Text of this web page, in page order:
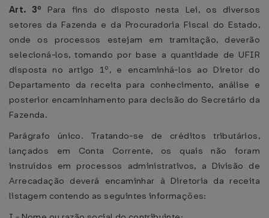
Art. 3º Para fins do disposto nesta Lei, os diversos
setores da Fazenda e da Procuradoria Fiscal do Estado,
onde os processos estejam em tramitação, deverão
selecioná-los, tomando por base a quantidade de UFIR
disposta no artigo 1º, e encaminhá-los ao Diretor do
Departamento da receita para conhecimento, análise e
posterior encaminhamento para decisão do Secretário da
Fazenda.
Parágrafo único. Tratando-se de créditos tributários,
lançados em Conta Corrente, os quais não foram
instruídos em processos administrativos, a Divisão de
Arrecadação deverá encaminhar à Diretoria da receita
listagem contendo as seguintes informações: